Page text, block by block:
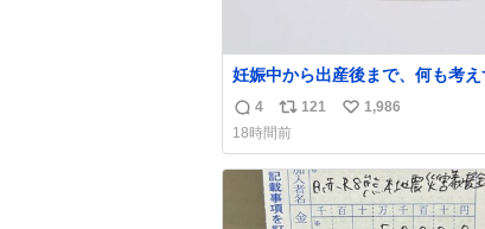
妊娠中から出産後まで、何も考
持って行けるようなショルダーバ
いな〜と思っていたのだけど
くちゃピッタリなものを見つけた
た！✨ スマホと小物とペットボトルが入るの
最高すぎる🥹 しかもスマホ入れ
ファスナーない！地味に嬉しいや
返
信
数
4
リ
ポ
ス
ト
数
121
い
ね
数
1,986
18時間前